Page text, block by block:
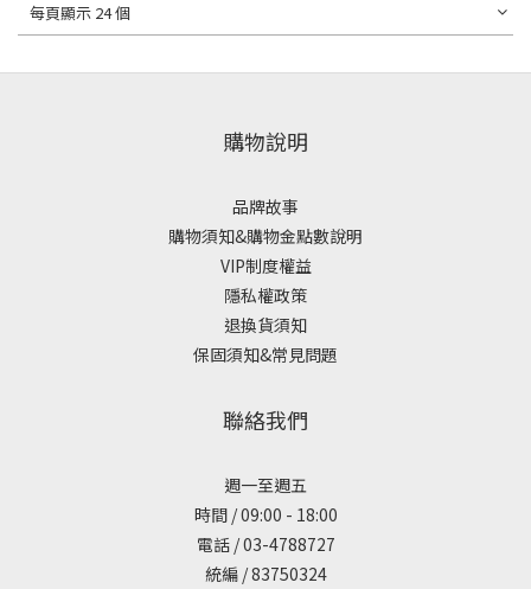
每頁顯示 24 個
購物說明
品牌故事
購物須知&購物金點數說明
VIP制度權益
隱私權政策
退換貨須知
保固須知&常見問題
聯絡我們
週一至週五
時間 / 09:00 - 18:00
電話 / 03-4788727
統編 / 83750324